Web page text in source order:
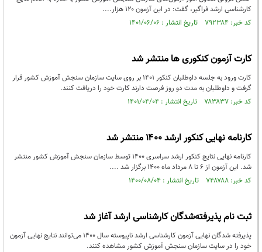
کارشناسی ارشد فراگیر، گفت: در این آزمون ۱۲۰ هزار....
کد خبر: ۷۹۲۳۸۴ تاریخ انتشار : ۱۴۰۱/۰۶/۰۶
کارت آزمون کنکوری ها منتشر شد
کارت ورود به جلسه داوطلبان کنکور ۱۴۰۱ بر روی سایت سازمان سنجش آموزش کشور قرار
گرفت و داوطلبان به مدت دو روز فرصت دارند کارت خود را دریافت کنند.
کد خبر: ۷۸۳۸۳۷ تاریخ انتشار : ۱۴۰۱/۰۴/۰۴
کارنامه نهایی کنکور ارشد ۱۴۰۰ منتشر شد
کارنامه نهایی نتایج کنکور ارشد سراسری ۱۴۰۰ توسط سازمان سنجش آموزش کشور منتشر
شد. این آزمون از ۶ تا ۸ مرداد ماه ۱۴۰۰ برگزار شد ....
کد خبر: ۷۴۸۷۸۸ تاریخ انتشار : ۱۴۰۰/۰۸/۰۴
ثبت نام پذیرفته‌شدگان کارشناسی ارشد آغاز شد
پذیرفته شدگان نهایی آزمون کارشناسی ارشد ناپیوسته سال ۱۴۰۰ می‌توانند نتایج نهایی آزمون
خود را در سایت سازمان سنجش آموزش کشور مشاهده کنند.